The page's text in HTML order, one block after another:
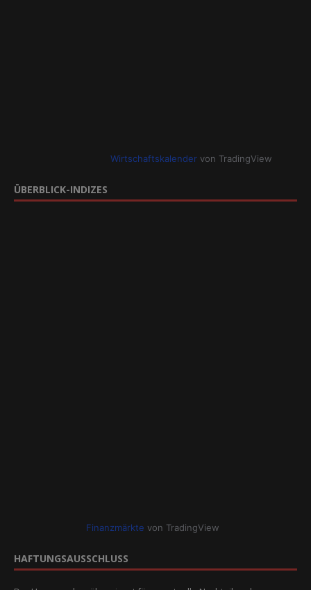
Wirtschaftskalendervon TradingView
ÜBERBLICK-INDIZES
Finanzmärkte von TradingView
HAFTUNGSAUSSCHLUSS